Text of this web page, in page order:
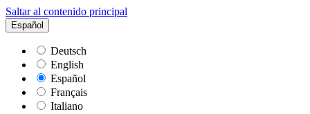
Saltar al contenido principal
Español
Deutsch
English
Español
Français
Italiano